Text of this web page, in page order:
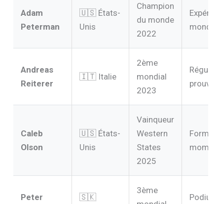
Adam
Peterman
🇺🇸 États-
Unis
Champion
du monde
2022
Andreas
Reiterer
🇮🇹 Italie
2ème
mondial
2023
prouvée
Caleb
Olson
🇺🇸 États-
Unis
Vainqueur
Western
States
2025
Forme
moment
Peter
🇸🇰
3ème
Podium